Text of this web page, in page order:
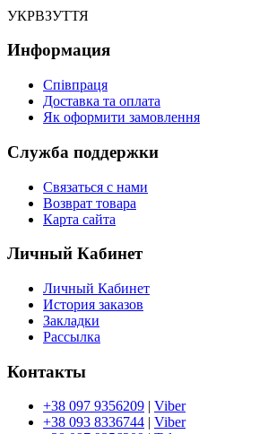
УКРВЗУТТЯ
Информация
Співпраця
Доставка та оплата
Як оформити замовлення
Служба поддержки
Связаться с нами
Возврат товара
Карта сайта
Личный Кабинет
Личный Кабинет
История заказов
Закладки
Рассылка
Контакты
+38 097 9356209 | Viber
+38 093 8336744 | Viber